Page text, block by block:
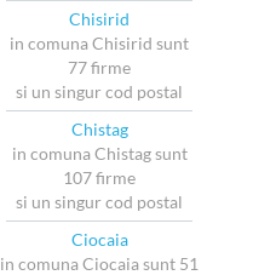
Chisirid
in comuna Chisirid sunt
77 firme
si un singur cod postal
Chistag
in comuna Chistag sunt
107 firme
si un singur cod postal
Ciocaia
in comuna Ciocaia sunt 51